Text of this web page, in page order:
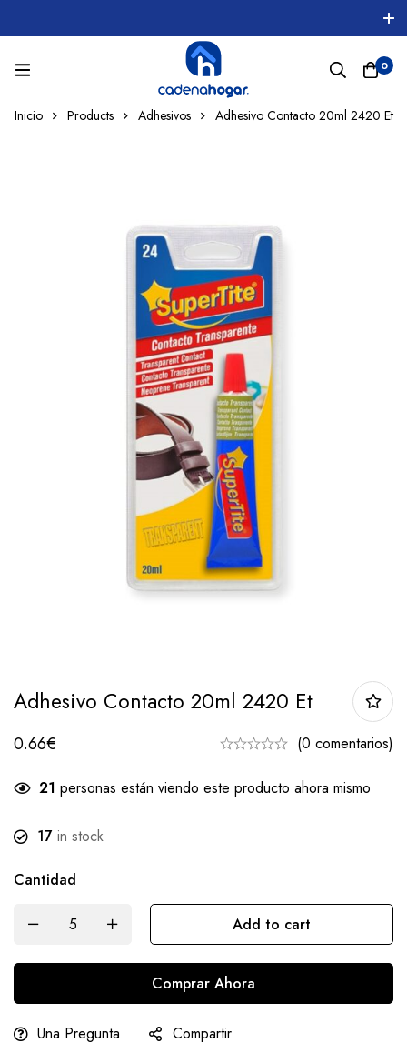
0
Inicio Products Adhesivos Adhesivo Contacto 20ml 2420 Et
Adhesivo Contacto 20ml 2420 Et
0.66€ (0 comentarios)
21 personas están viendo este producto ahora mismo
17 in stock
Cantidad
Add to cart
Comprar Ahora
Una Pregunta Compartir